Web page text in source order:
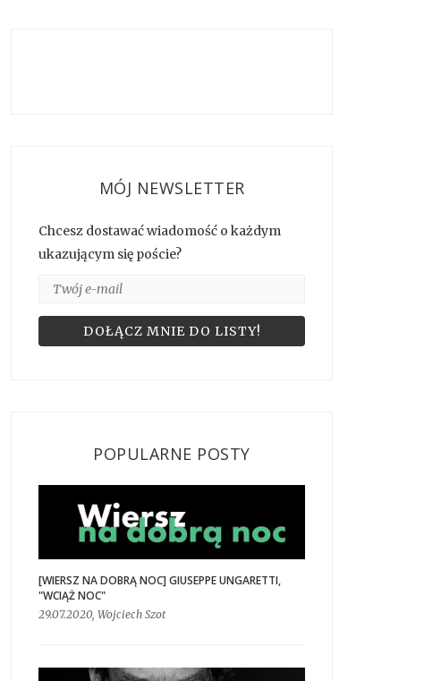
MÓJ NEWSLETTER
Chcesz dostawać wiadomość o każdym
ukazującym się poście?
POPULARNE POSTY
[WIERSZ NA DOBRĄ NOC] GIUSEPPE UNGARETTI,
"WCIĄŻ NOC"
29.07.2020, Wojciech Szot